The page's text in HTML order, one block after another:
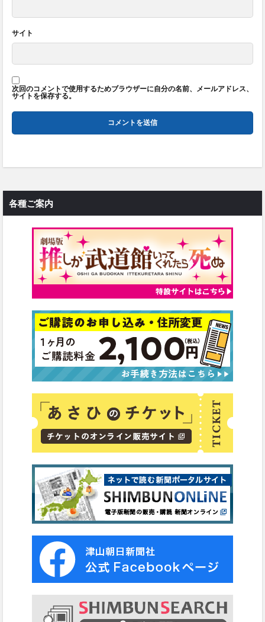
サイト
次回のコメントで使用するためブラウザーに自分の名前、メールアドレス、
サイトを保存する。
各種ご案内